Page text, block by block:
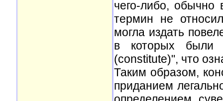
чего-либо, обычно
термин не
могла издать
в которых были
(constitute)", что
Таким образом,
приданием